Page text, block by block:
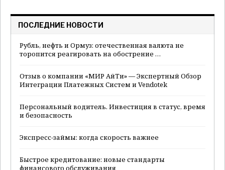
ПОСЛЕДНИЕ НОВОСТИ
Рубль, нефть и Ормуз: отечественная валюта не
торопится реагировать на обострение …
Отзыв о компании «МИР АйТи» — Экспертный Обзор
Интеграции Платежных Систем и Vendotek
Персональный водитель. Инвестиция в статус, время
и безопасность
Экспресс-займы: когда скорость важнее
Быстрое кредитование: новые стандарты
финансового обслуживания